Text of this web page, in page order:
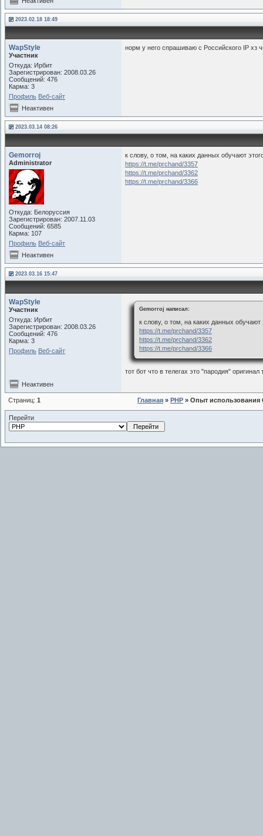
2023.02.18 18:49
WapStyle
Участник
Откуда: Ирбит
Зарегистрирован: 2008.03.26
Сообщений: 476
Карма: 3
Профиль Веб-сайт
норм у него спрашиваю с Российского IP хз
Неактивен
2023.03.14 08:26
Gemorroj
Administrator
Откуда: Белоруссия
Зарегистрирован: 2007.11.03
Сообщений: 6585
Карма: 107
Профиль Веб-сайт
к слову, о том, на каких данных обучают
https://t.me/prchand/3357
https://t.me/prchand/3362
https://t.me/prchand/3366
Неактивен
2023.03.16 15:47
WapStyle
Участник
Откуда: Ирбит
Зарегистрирован: 2008.03.26
Сообщений: 476
Карма: 3
Профиль Веб-сайт
Gemorroj написал:
к слову, о том, на каких данных обучают
https://t.me/prchand/3357
https://t.me/prchand/3362
https://t.me/prchand/3366
тот бот что в телегах это "пародия" оригинал
Неактивен
Страниц: 1 Главная » PHP » Опыт использования
Перейти